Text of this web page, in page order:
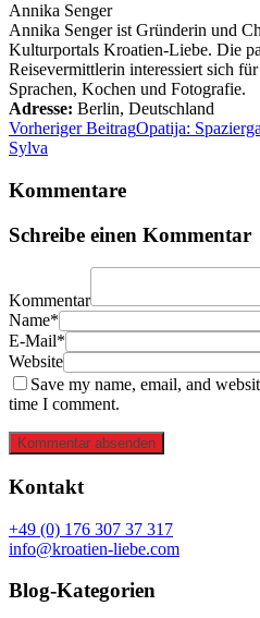
Annika Senger
Annika Senger ist Gründerin und
Kulturportals Kroatien-Liebe. Die
Reisevermittlerin interessiert sich
Sprachen, Kochen und Fotografie.
Adresse: Berlin, Deutschland
Vorheriger BeitragOpatija:
Sylva
Kommentare
Schreibe einen Kommentar
Kommentar
Name*
E-Mail*
Website
Save my name, email, and
time I comment.
Kommentar absenden
Kontakt
+49 (0) 176 307 37 317
info@kroatien-liebe.com
Blog-Kategorien